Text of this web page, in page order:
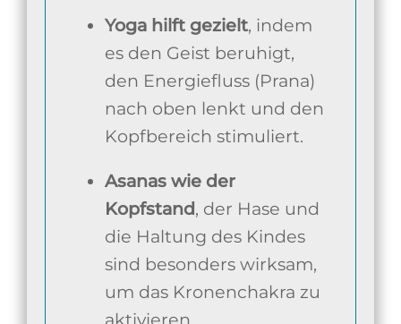
Yoga hilft gezielt, indem
es den Geist beruhigt,
den Energiefluss (Prana)
nach oben lenkt und den
Kopfbereich stimuliert.
Asanas wie der
Kopfstand, der Hase und
die Haltung des Kindes
sind besonders wirksam,
um das Kronenchakra zu